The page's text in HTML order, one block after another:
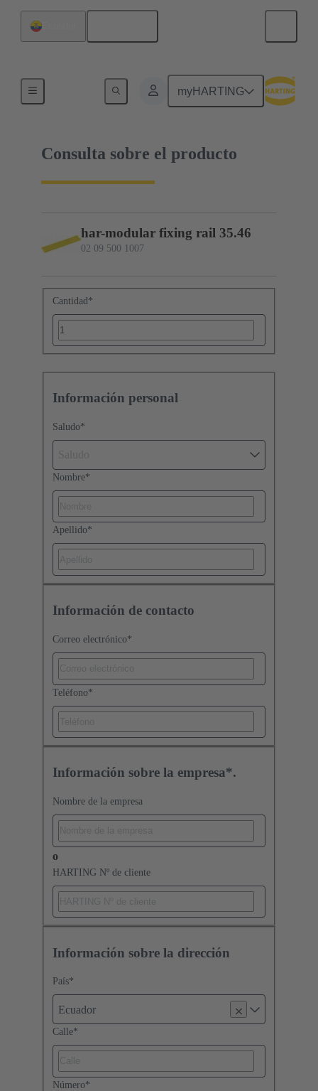
myHARTING
02 09 500 1007
Consulta sobre el producto
har-modular fixing rail 35.46
02 09 500 1007
Cantidad*
Información personal
Saludo*
Nombre*
Apellido*
Información de contacto
Correo electrónico*
Teléfono*
Información sobre la empresa*.
Nombre de la empresa
o
HARTING Nº de cliente
Información sobre la dirección
País*
Ecuador
Calle*
Número*